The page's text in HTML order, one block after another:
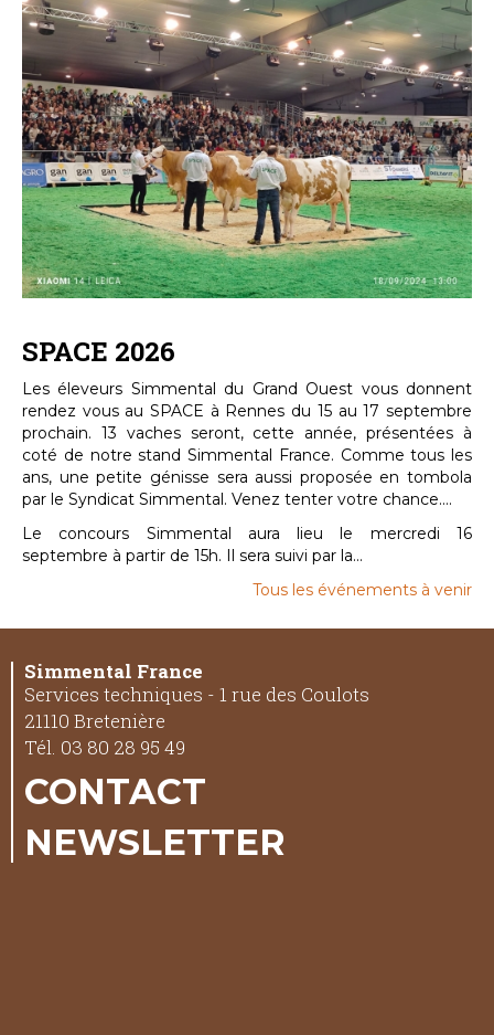
SPACE 2026
Les éleveurs Simmental du Grand Ouest vous donnent
rendez vous au SPACE à Rennes du 15 au 17 septembre
prochain. 13 vaches seront, cette année, présentées à
coté de notre stand Simmental France. Comme tous les
ans, une petite génisse sera aussi proposée en tombola
par le Syndicat Simmental. Venez tenter votre chance....
Le concours Simmental aura lieu le mercredi 16
septembre à partir de 15h. Il sera suivi par la...
Tous les événements à venir
Simmental France
Services techniques - 1 rue des Coulots
21110 Bretenière
Tél. 03 80 28 95 49
CONTACT
NEWSLETTER